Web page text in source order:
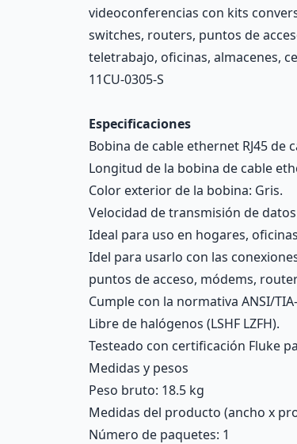
videoconferencias con kits
switches, routers, puntos de
teletrabajo, oficinas, almacenes,
11CU-0305-S
Especificaciones
Bobina de cable ethernet RJ45 de
Longitud de la bobina de cable
Color exterior de la bobina: Gris.
Velocidad de transmisión de
Ideal para uso en hogares,
Idel para usarlo con las
puntos de acceso, módems,
Cumple con la normativa ANSI/
Libre de halógenos (LSHF LZFH).
Testeado con certificación Fluke
Medidas y pesos
Peso bruto: 18.5 kg
Medidas del producto (ancho x
Número de paquetes: 1